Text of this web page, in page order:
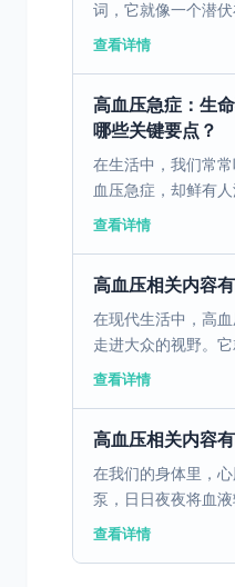
词，它就像一个潜伏
悄无声息地威胁着人
查看详情
高血压急症：生
哪些关键要点？
在生活中，我们常
血压急症，却鲜有
们一起揭开它神秘而
查看详情
高血压相关内容
在现代生活中，高
走进大众的视野。它
手”，悄无声息地威
查看详情
高血压相关内容
在我们的身体里，
泵，日日夜夜将血液
则是一条条错综复杂
查看详情